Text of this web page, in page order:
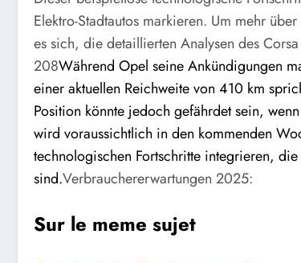
Elektro-Stadtautos markieren. Um mehr
es sich, die detaillierten Analysen des
208Während Opel seine Ankündigungen
einer aktuellen Reichweite von 410 km
Position könnte jedoch gefährdet sein,
wird voraussichtlich in den kommenden
technologischen Fortschritte integrieren,
sind.Verbrauchererwartungen 2025:
Sur le meme sujet